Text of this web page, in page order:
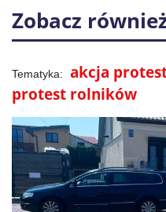
Zobacz
akcja
protest rolników